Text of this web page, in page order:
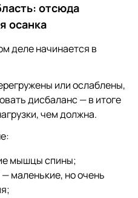
отсюда
осанка
деле начинается в
или ослаблены,
дисбаланс — в итоге
чем должна.
мышцы спины;
маленькие, но очень